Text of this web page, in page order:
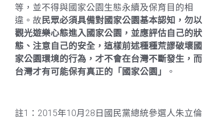
等，並不得與國家公園生態永續及保育目的相
違。故民眾必須具備對國家公園基本認知，勿以
觀光遊樂心態進入國家公園，並應評估自己的狀
態、注意自己的安全，這樣前述種種荒謬破壞國
家公園環境的行為，才不會在台灣不斷發生，而
台灣才有可能保有真正的「國家公園」
。
註1：2015年10月28日國民黨總統參選人朱立倫